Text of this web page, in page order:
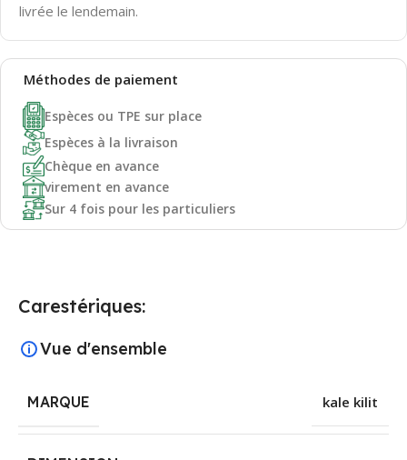
livrée le lendemain.
Méthodes de paiement
Espèces ou TPE sur place
Espèces à la livraison
Chèque en avance
virement en avance
Sur 4 fois pour les particuliers
Carestériques:
Vue d'ensemble
MARQUE kale kilit